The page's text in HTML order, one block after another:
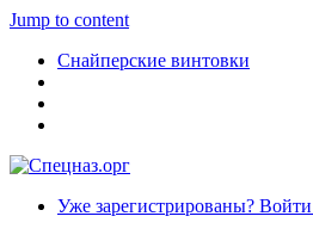
Jump to content
Снайперские винтовки
Уже зарегистрированы? Войти